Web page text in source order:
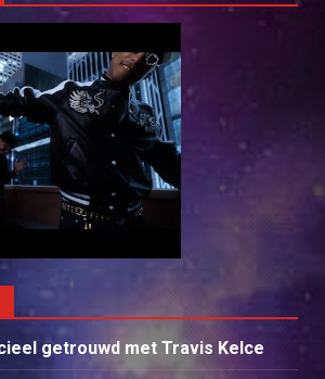
getrouwd met Travis Kelce